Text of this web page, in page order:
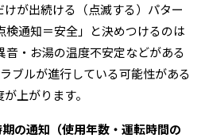
が出続ける（点滅する）パター
検通知＝安全」と決めつけるのは
音・お湯の温度不安定などがある
ブルが進行している可能性がある
上がります。
の通知（使用年数・運転時間の